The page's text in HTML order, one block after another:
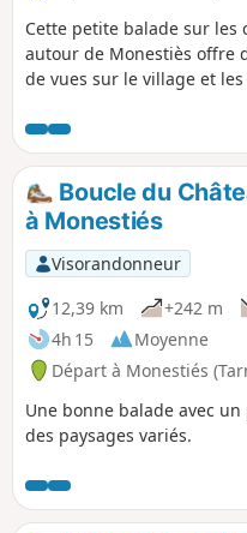
Cette petite balade sur les
autour de Monestiès offre
de vues sur le village et
Lauzeral, le sentier sillonne
l'ancienne voie ferrée.
une lampe de poche pour
tunnel non éclairé.
Borie Blanche"
Boucle du
à Monestiés
Visorandonneur
12,39 km
+242 m
4h 15
Moyenne
Départ à Monestiés
Une bonne balade avec
des paysages variés.